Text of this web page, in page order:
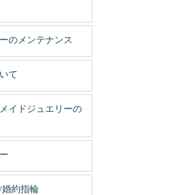
のメンテナンス
て
イドジュエリーの
約指輪